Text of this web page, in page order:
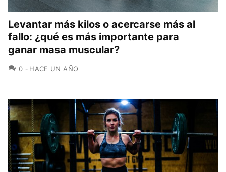
Levantar más kilos o acercarse más al
fallo: ¿qué es más importante para
ganar masa muscular?
0 COMENTARIOS
HACE UN AÑO